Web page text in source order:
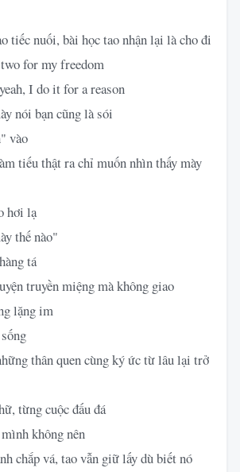
tiếc nuối, bài học tao nhận lại là cho đi
for my freedom
I do it for a reason
nói bạn cũng là sói
vào
tiếu thật ra chỉ muốn nhìn thấy mày
hơi lạ
thế nào"
tá
truyền miệng mà không giao
lặng im
thân quen cùng ký ức từ lâu lại trở
từng cuộc đấu đá
không nên
chắp vá, tao vẫn giữ lấy dù biết nó